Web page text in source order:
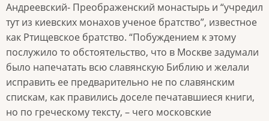
Андреевский- Преображенский монастырь и “учредил
тут из киевских монахов ученое братство”, известное
как Ртищевское братство. “Побуждением к этому
послужило то обстоятельство, что в Москве задумали
было напечатать всю славянскую Библию и желали
исправить ее предварительно не по славянским
спискам, как правились доселе печатавшиеся книги,
но по греческому тексту, – чего московские